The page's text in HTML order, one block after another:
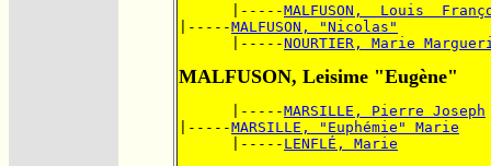
      |-----
MALFUSON,  Louis
|-----MALFUSON, "Nicolas"
      |-----
NOURTIER, Marie
MALFUSON, Leisime "Eugène"
      |-----
MARSILLE, Pierre Joseph
|-----MARSILLE, "Euphémie" Marie
      |-----
LENFLÉ, Marie